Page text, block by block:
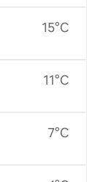
15°C
11°C
7°C